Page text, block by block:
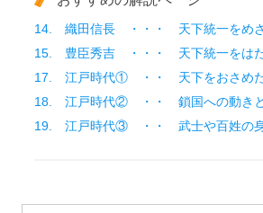
14. 織田信長 ・・・ 天下統一をめ
15. 豊臣秀吉 ・・・ 天下統一をは
17. 江戸時代① ・・ 天下をおさめ
18. 江戸時代② ・・ 鎖国への動き
19. 江戸時代③ ・・ 武士や百姓の